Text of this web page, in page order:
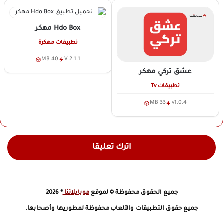
عشق تركي مهكر
تطبيقات Tv
v1.0.4
33 MB
Hdo Box مهكر
تطبيقات مهكرة
V 2.1.1
40 MB
اترك تعليقا
جميع الحقوق محفوظة © لموقعموبايلاتنا® 2026
جميع حقوق التطبيقات والألعاب محفوظة لمطوريها وأصحابها.